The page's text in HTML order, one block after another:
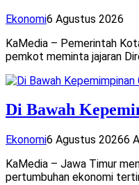
Ekonomi6 Agustus 2026
KaMedia – Pemerintah
pemkot meminta jajaran
Di Bawah
Ekonomi6 Agustus 20266
KaMedia – Jawa Timur
pertumbuhan ekonomi